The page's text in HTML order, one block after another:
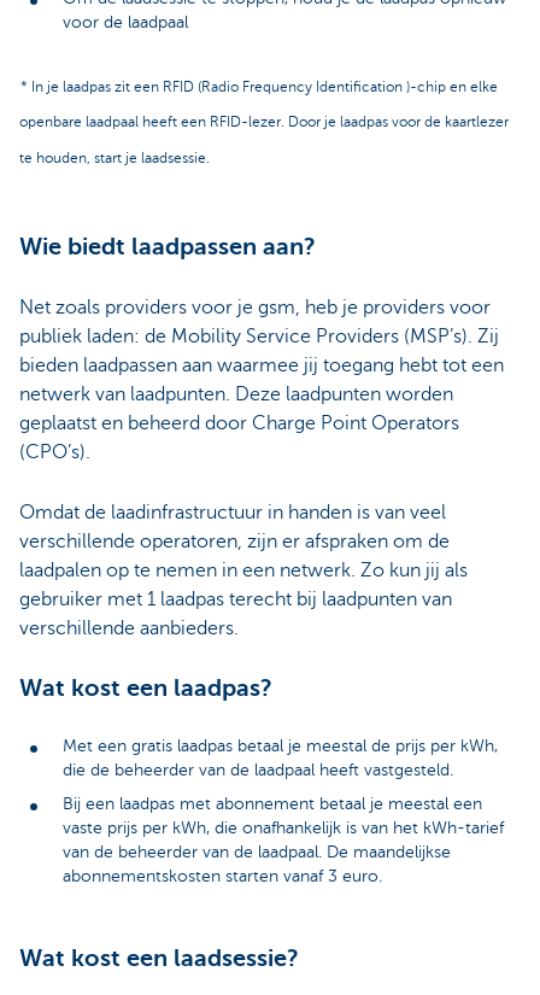
voor de laadpaal
* In je laadpas zit een RFID (Radio Frequency Identification )-chip en elke
openbare laadpaal heeft een RFID-lezer. Door je laadpas voor de kaartlezer
te houden, start je laadsessie.
Wie biedt laadpassen aan?
Net zoals providers voor je gsm, heb je providers voor
publiek laden: de Mobility Service Providers (MSP’s). Zij
bieden laadpassen aan waarmee jij toegang hebt tot een
netwerk van laadpunten. Deze laadpunten worden
geplaatst en beheerd door Charge Point Operators
(CPO’s).
Omdat de laadinfrastructuur in handen is van veel
verschillende operatoren, zijn er afspraken om de
laadpalen op te nemen in een netwerk. Zo kun jij als
gebruiker met 1 laadpas terecht bij laadpunten van
verschillende aanbieders.
Wat kost een laadpas?
Met een gratis laadpas betaal je meestal de prijs per kWh,
die de beheerder van de laadpaal heeft vastgesteld.
Bij een laadpas met abonnement betaal je meestal een
vaste prijs per kWh, die onafhankelijk is van het kWh-tarief
van de beheerder van de laadpaal. De maandelijkse
abonnementskosten starten vanaf 3 euro.
Wat kost een laadsessie?